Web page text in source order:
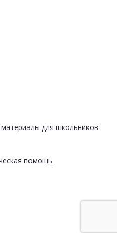
для школьников
помощь